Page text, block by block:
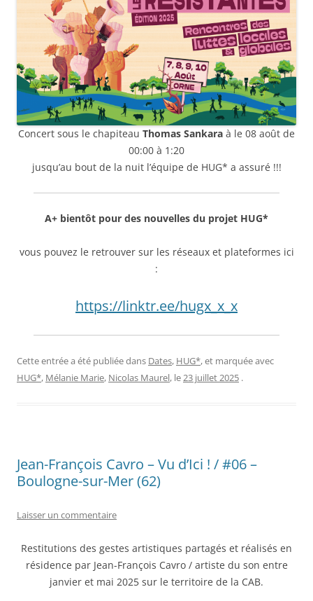
Concert sous le chapiteau Thomas Sankara à le 08 août de
00:00 à 1:20
jusqu’au bout de la nuit l’équipe de HUG* a assuré !!!
A+ bientôt pour des nouvelles du projet HUG*
vous pouvez le retrouver sur les réseaux et plateformes ici
:
https://linktr.ee/hugx_x_x
Cette entrée a été publiée dans Dates, HUG*, et marquée avec
HUG*, Mélanie Marie, Nicolas Maurel, le23 juillet 2025 .
Jean-François Cavro – Vu d’Ici ! / #06 –
Boulogne-sur-Mer (62)
Laisser un commentaire
Restitutions des gestes artistiques partagés et réalisés en
résidence par Jean-François Cavro / artiste du son entre
janvier et mai 2025 sur le territoire de la CAB.